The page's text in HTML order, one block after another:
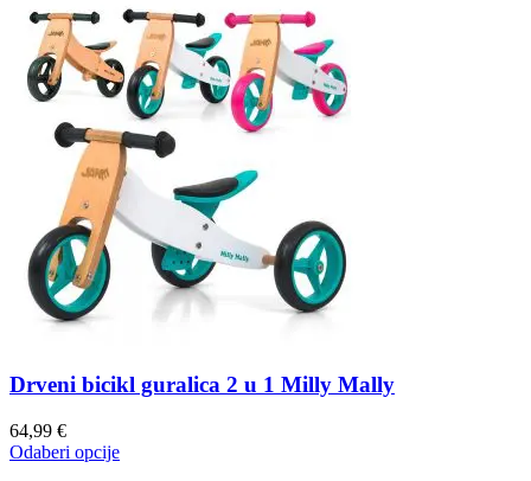
Drveni bicikl guralica 2 u 1 Milly Mally
64,99 €
Odaberi opcije